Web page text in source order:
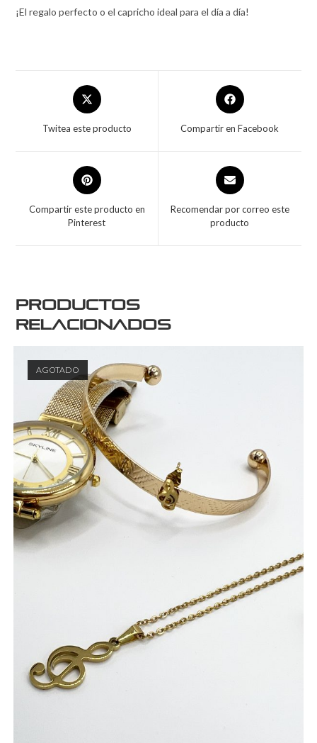
¡El regalo perfecto o el capricho ideal para el día a día!
Twitea este producto Compartir en Facebook
Compartir este producto en
Pinterest
Recomendar por correo este
producto
Productos
relacionados
AGOTADO